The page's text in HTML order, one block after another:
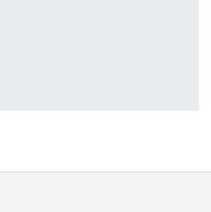
Mario и Naruto
на GTA 6 уже 27 августа